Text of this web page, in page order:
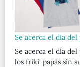
Se acerca el día del
Se acerca el día
los friki-papás sin